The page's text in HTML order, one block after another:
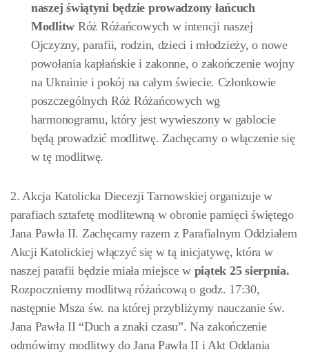
naszej świątyni będzie prowadzony łańcuch
Modlitw Róż Różańcowych w intencji naszej
Ojczyzny, parafii, rodzin, dzieci i młodzieży, o nowe
powołania kapłańskie i zakonne, o zakończenie wojny
na Ukrainie i pokój na całym świecie. Członkowie
poszczególnych Róż Różańcowych wg
harmonogramu, który jest wywieszony w gablocie
będą prowadzić modlitwę. Zachęcamy o włączenie się
w tę modlitwę.
2. Akcja Katolicka Diecezji Tarnowskiej organizuje w
parafiach sztafetę modlitewną w obronie pamięci świętego
Jana Pawła II. Zachęcamy razem z Parafialnym Oddziałem
Akcji Katolickiej włączyć się w tą inicjatywę, która w
naszej parafii będzie miała miejsce w piątek 25 sierpnia.
Rozpoczniemy modlitwą różańcową o godz. 17:30,
następnie Msza św. na której przybliżymy nauczanie św.
Jana Pawła II “Duch a znaki czasu”. Na zakończenie
odmówimy modlitwy do Jana Pawła II i Akt Oddania